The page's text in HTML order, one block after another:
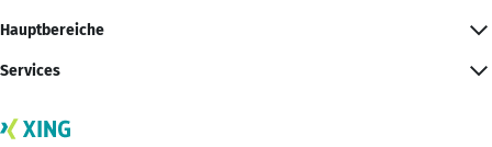
Hauptbereiche
Services